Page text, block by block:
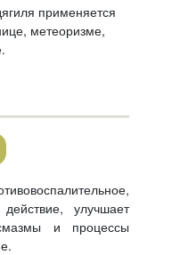
применяется
метеоризме,
улучшает
и процессы